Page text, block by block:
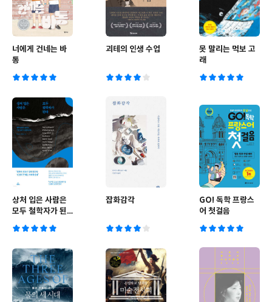
너에게 건네는 바
통
괴테의 인생 수업
못 말리는 먹보 고
래
상처 입은 사람은
모두 철학자가 된
잡화감각
GO! 독학 프랑스
어 첫걸음